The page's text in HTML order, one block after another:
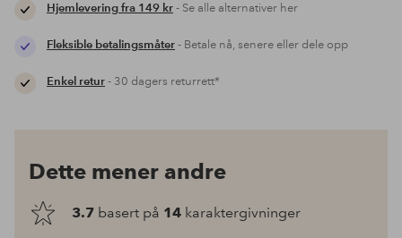
Hjemlevering fra 149 kr- Se alle alternativer her
Fleksible betalingsmåter- Betale nå, senere eller dele opp
Enkel retur- 30 dagers returrett*
Dette mener andre
3.7 basert på 14 karaktergivninger